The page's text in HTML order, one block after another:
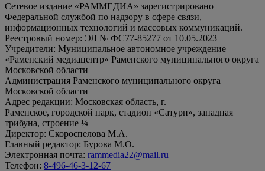
Сетевое издание «РАММЕДИА» зарегистрировано
Федеральной службой по надзору в сфере связи,
информационных технологий и массовых коммуникаций.
Реестровый номер: ЭЛ № ФС77-85277 от 10.05.2023
Учредители: Муниципальное автономное учреждение
«Раменский медиацентр» Раменского муниципального округа
Московской области
Администрация Раменского муниципального округа
Московской области
Адрес редакции: Московская область, г.
Раменское, городской парк, стадион «Сатурн», западная
трибуна, строение ¼
Директор: Скороспелова М.А.
Главный редактор: Бурова М.О.
Электронная почта: rammedia22@mail.ru
Телефон: 8-496-46-3-12-67